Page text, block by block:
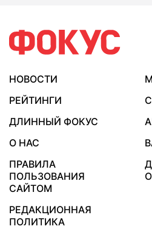
НОВОСТИ
РЕЙТИНГИ
ДЛИННЫЙ ФОКУС
О НАС
ПРАВИЛА
ПОЛЬЗОВАНИЯ
САЙТОМ
РЕДАКЦИОННАЯ
ПОЛИТИКА